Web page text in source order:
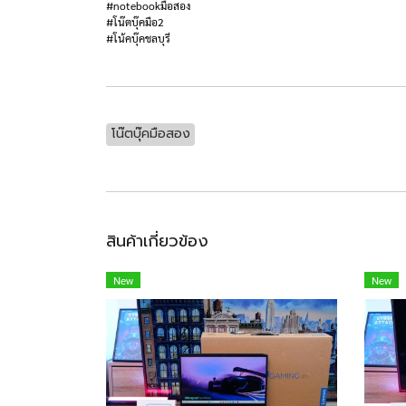
#notebookมือสอง
#โน๊ตบุ๊คมือ2
#โน้คบุ๊คชลบุรี
โน๊ตบุ๊คมือสอง
สินค้าเกี่ยวข้อง
New New